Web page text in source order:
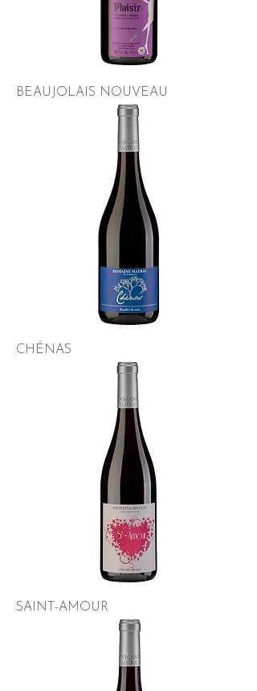
BEAUJOLAIS NOUVEAU
CHÉNAS
SAINT-AMOUR